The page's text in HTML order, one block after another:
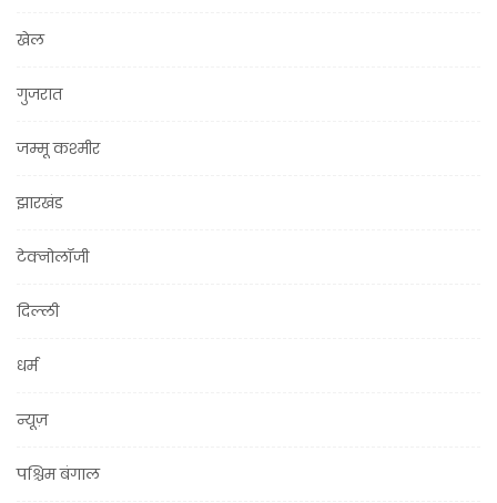
खेल
गुजरात
जम्मू कश्मीर
झारखंड
टेक्नोलॉजी
दिल्ली
धर्म
न्यूज़
पश्चिम बंगाल